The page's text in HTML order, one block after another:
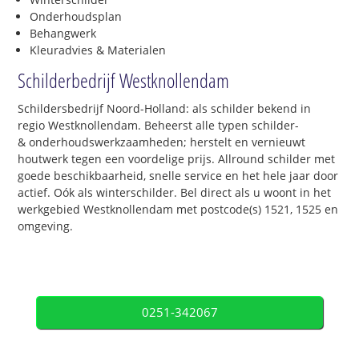
Onderhoudsplan
Behangwerk
Kleuradvies & Materialen
Schilderbedrijf Westknollendam
Schildersbedrijf Noord-Holland: als schilder bekend in
regio Westknollendam. Beheerst alle typen schilder-
& onderhoudswerkzaamheden; herstelt en vernieuwt
houtwerk tegen een voordelige prijs. Allround schilder met
goede beschikbaarheid, snelle service en het hele jaar door
actief. Oók als winterschilder. Bel direct als u woont in het
werkgebied Westknollendam met postcode(s) 1521, 1525 en
omgeving.
0251-342067